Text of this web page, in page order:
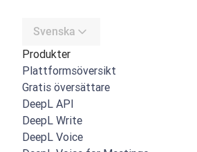
Svenska
Produkter
Plattformsöversikt
Gratis översättare
DeepL API
DeepL Write
DeepL Voice